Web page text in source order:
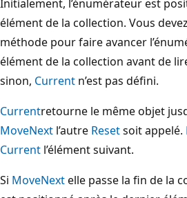
Initialement, l’énumérateur est
élément de la collection. Vous
méthode pour faire avancer
élément de la collection avant de
sinon, Current n’est pas défini.
Currentretourne le même objet
MoveNext l’autre Resetsoit appelé.
Current l’élément suivant.
Si MoveNextelle passe la fin de la